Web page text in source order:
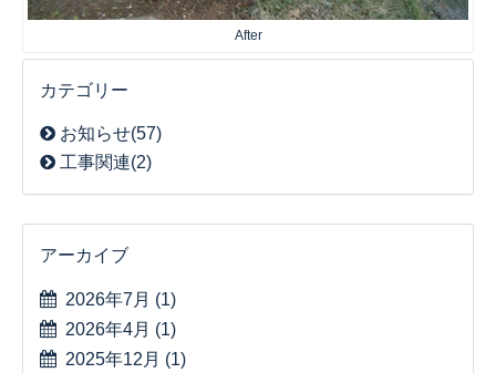
After
カテゴリー
お知らせ(57)
工事関連(2)
アーカイブ
2026年7月 (1)
2026年4月 (1)
2025年12月 (1)